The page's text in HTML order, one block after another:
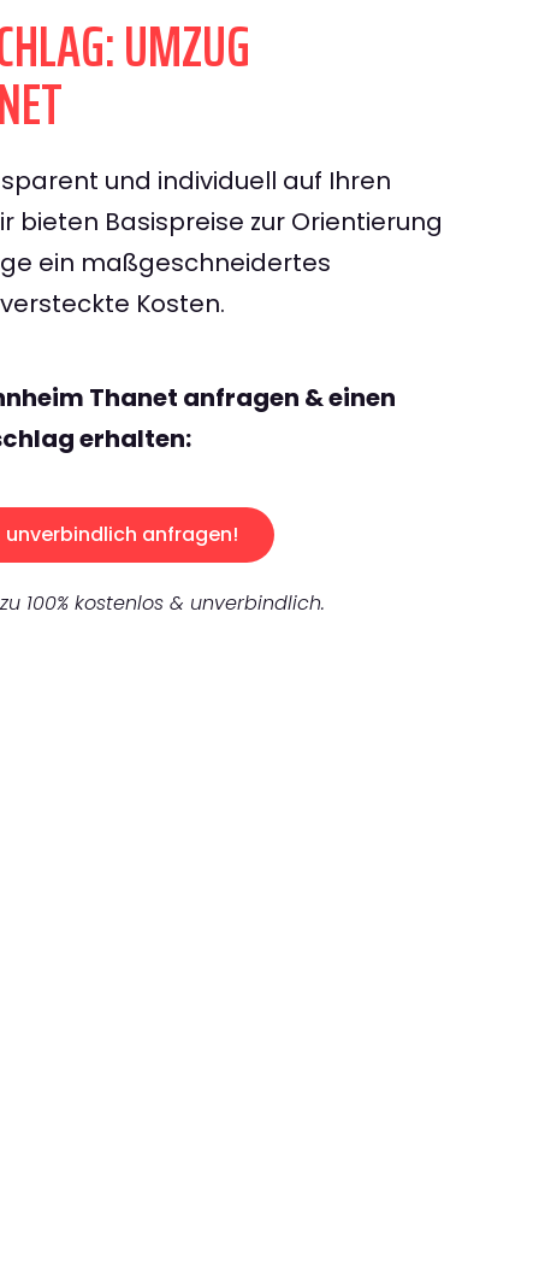
UMZUG
und individuell auf Ihren
bieten Basispreise zur Orientierung
ein maßgeschneidertes
Kosten.
Thanet anfragen & einen
erhalten:
unverbindlich anfragen!
100% kostenlos & unverbindlich.